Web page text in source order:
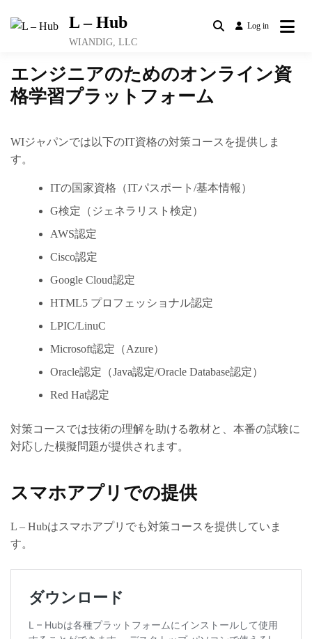
L – Hub
WIANDIG, LLC
Log in
エンジニアのためのオンライン資
格学習プラットフォーム
WIジャパンでは以下のIT資格の対策コースを提供しま
す。
ITの国家資格（ITパスポート/基本情報）
G検定（ジェネラリスト検定）
AWS認定
Cisco認定
Google Cloud認定
HTML5 プロフェッショナル認定
LPIC/LinuC
Microsoft認定（Azure）
Oracle認定（Java認定/Oracle Database認定）
Red Hat認定
対策コースでは技術の理解を助ける教材と、本番の試験に
対応した模擬問題が提供されます。
スマホアプリでの提供
L – Hubはスマホアプリでも対策コースを提供していま
す。